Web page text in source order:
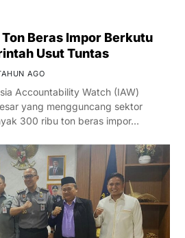
Beras Impor Berkutu
Usut Tuntas
AGO
Accountability Watch (IAW)
yang mengguncang sektor
300 ribu ton beras impor…